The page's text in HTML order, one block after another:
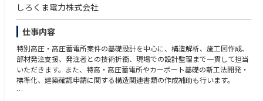
しろくま電力株式会社
仕事内容
特別高圧・高圧蓄電所案件の基礎設計を中心に、構造解析、施工図作成、
部材発注支援、発注者との技術折衝、現場での設計監理まで一貫して担当
いただきます。また、特高・高圧蓄電所やカーポート基礎の新工法開発・
標準化、建築確認申請に関する構造関連書類の作成補助も行います。